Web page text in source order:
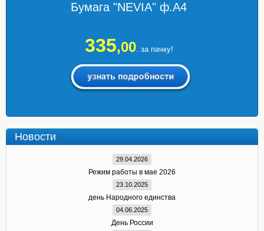
Бумага "NEVIA" ф.А4
335,00. за пачку!
Новости
29.04.2026
Режим работы в мае 2026
23.10.2025
день Народного единства
04.06.2025
День России